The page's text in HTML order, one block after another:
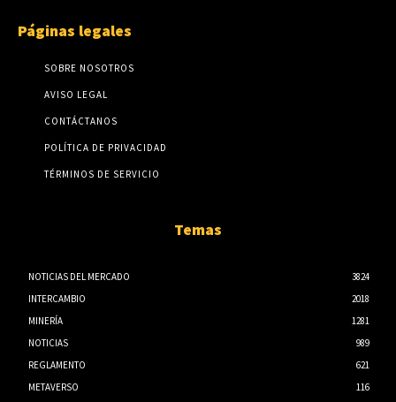
Páginas legales
SOBRE NOSOTROS
AVISO LEGAL
CONTÁCTANOS
POLÍTICA DE PRIVACIDAD
TÉRMINOS DE SERVICIO
Temas
NOTICIAS DEL MERCADO
3824
INTERCAMBIO
2018
MINERÍA
1281
NOTICIAS
989
REGLAMENTO
621
METAVERSO
116